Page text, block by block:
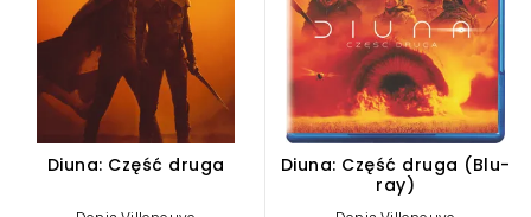
Diuna: Część druga
Diuna: Część druga (Blu-
ray)